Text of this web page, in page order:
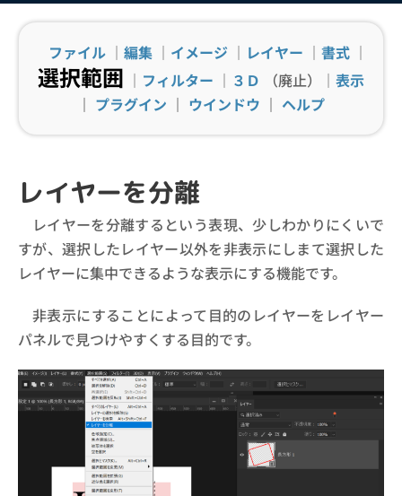
ファイル ｜ 編集 ｜ イメージ ｜ レイヤー ｜ 書式 ｜
選択範囲 ｜ フィルター ｜ ３Ｄ （廃止）｜ 表示
｜ プラグイン ｜ ウインドウ ｜ ヘルプ
レイヤーを分離
レイヤーを分離するという表現、少しわかりにくいで
すが、選択したレイヤー以外を非表示にしまて選択した
レイヤーに集中できるような表示にする機能です。
非表示にすることによって目的のレイヤーをレイヤー
パネルで見つけやすくする目的です。